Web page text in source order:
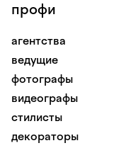
профи
агентства
ведущие
фотографы
видеографы
стилисты
декораторы